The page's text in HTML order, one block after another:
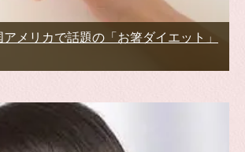
メリカで話題の「お箸ダイエット」